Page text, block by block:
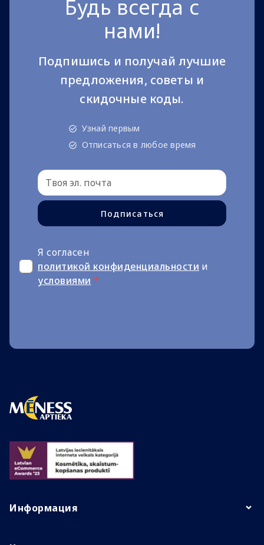
Будь всегда с
нами!
Подпишись и получай лучшие
предложения, советы и
скидочные коды.
Узнай первым
Отписаться в любое время
Подписаться
Я согласен
политикой конфиденциальности и
условиями *
Информация